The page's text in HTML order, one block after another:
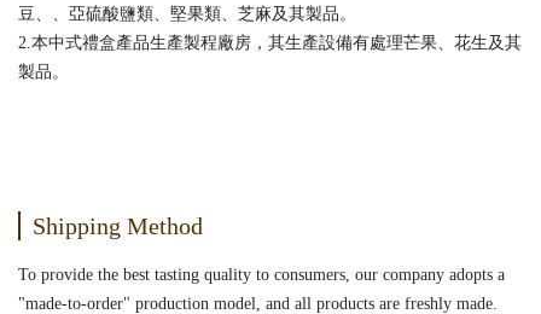
豆、、亞硫酸鹽類、堅果類、芝麻及其製品。
2.本中式禮盒產品生產製程廠房，其生產設備有處理芒果、花生及其
製品。
Shipping Method
To provide the best tasting quality to consumers, our company adopts a
"made-to-order" production model, and all products are freshly made.